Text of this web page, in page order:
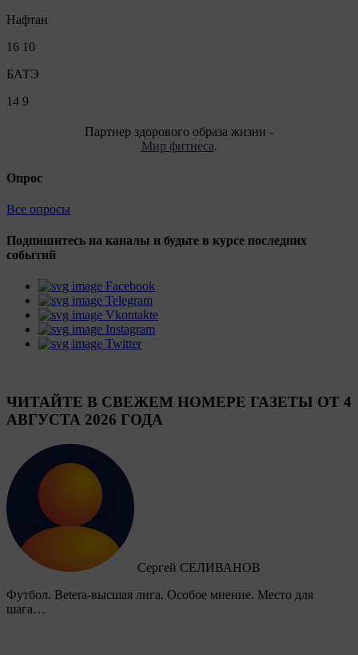
Нафтан
16 10
БАТЭ
14 9
Партнер здорового образа жизни -
Мир фитнеса.
Опрос
Все опросы
Подпишитесь на каналы и будьте в курсе последних
событий
Facebook
Telegram
Vkontakte
Instagram
Twitter
ЧИТАЙТЕ В СВЕЖЕМ НОМЕРЕ ГАЗЕТЫ ОТ 4
АВГУСТА 2026 ГОДА
Сергей СЕЛИВАНОВ
Футбол. Betera-высшая лига. Особое мнение. Место для
шага…